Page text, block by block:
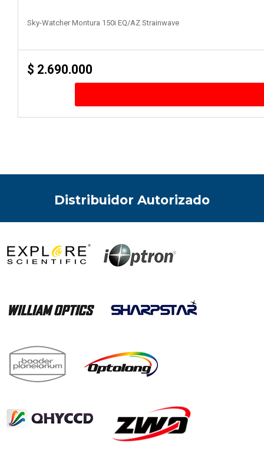
Sky-Watcher Montura 150i EQ/AZ Strainwave
$ 2.690.000
Distribuidor Autorizado